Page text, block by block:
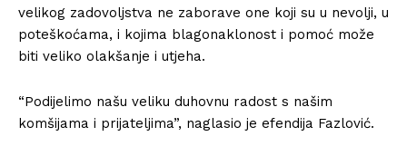
velikog zadovoljstva ne zaborave one koji su u nevolji, u
poteškoćama, i kojima blagonaklonost i pomoć može
biti veliko olakšanje i utjeha.
“Podijelimo našu veliku duhovnu radost s našim
komšijama i prijateljima”, naglasio je efendija Fazlović.